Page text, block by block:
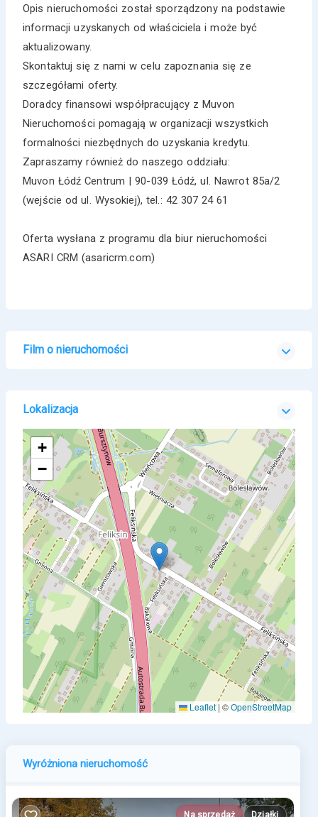
Opis nieruchomości został sporządzony na podstawie
informacji uzyskanych od właściciela i może być
aktualizowany.
Skontaktuj się z nami w celu zapoznania się ze
szczegółami oferty.
Doradcy finansowi współpracujący z Muvon
Nieruchomości pomagają w organizacji wszystkich
formalności niezbędnych do uzyskania kredytu.
Zapraszamy również do naszego oddziału:
Muvon Łódź Centrum | 90-039 Łódź, ul. Nawrot 85a/2
(wejście od ul. Wysokiej), tel.: 42 307 24 61
Oferta wysłana z programu dla biur nieruchomości
ASARI CRM (asaricrm.com)
Film o nieruchomości
Lokalizacja
+
−
Leaflet | ©OpenStreetMap
Wyróżniona nieruchomość